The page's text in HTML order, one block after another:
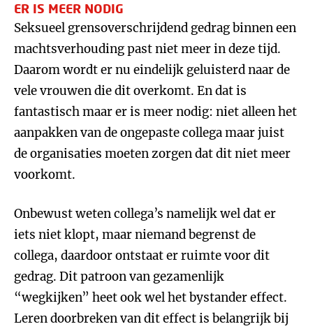
ER IS MEER NODIG
Seksueel grensoverschrijdend gedrag binnen een
machtsverhouding past niet meer in deze tijd.
Daarom wordt er nu eindelijk geluisterd naar de
vele vrouwen die dit overkomt. En dat is
fantastisch maar er is meer nodig: niet alleen het
aanpakken van de ongepaste collega maar juist
de organisaties moeten zorgen dat dit niet meer
voorkomt.
Onbewust weten collega’s namelijk wel dat er
iets niet klopt, maar niemand begrenst de
collega, daardoor ontstaat er ruimte voor dit
gedrag. Dit patroon van gezamenlijk
“wegkijken” heet ook wel het bystander effect.
Leren doorbreken van dit effect is belangrijk bij